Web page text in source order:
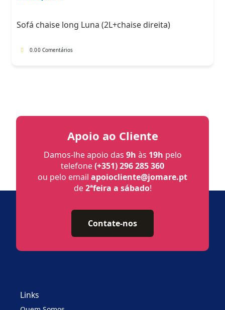
1
1
Sofá chaise long Luna (2L+chaise direita)
0.00 Comentários
Apoio ao Cliente
Damos-lhe apoio das 9h às 19h pelo
telefone(+351) 296 285 360
ou pelo email apoiocliente@jomare.pt
de2ªfeira a sábado!
Contate-nos
Links